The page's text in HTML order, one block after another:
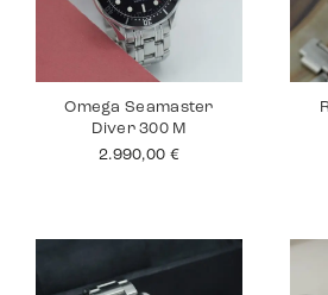
Omega Seamaster
Diver 300 M
2.990,00 €